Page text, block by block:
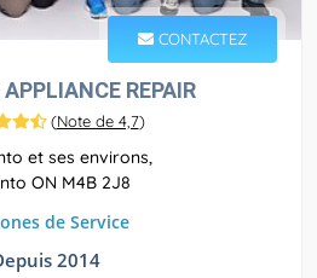
CONTACTEZ
REPAIR
(Note de 4,7)
et ses environs,
ON M4B 2J8
de Service
2014